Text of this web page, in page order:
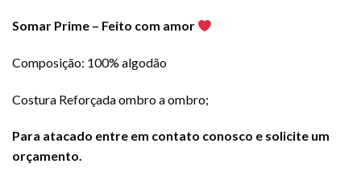
Somar Prime – Feito com amor
Composição: 100% algodão
Costura Reforçada ombro a ombro;
Para atacado entre em contato conosco e solicite um
orçamento.